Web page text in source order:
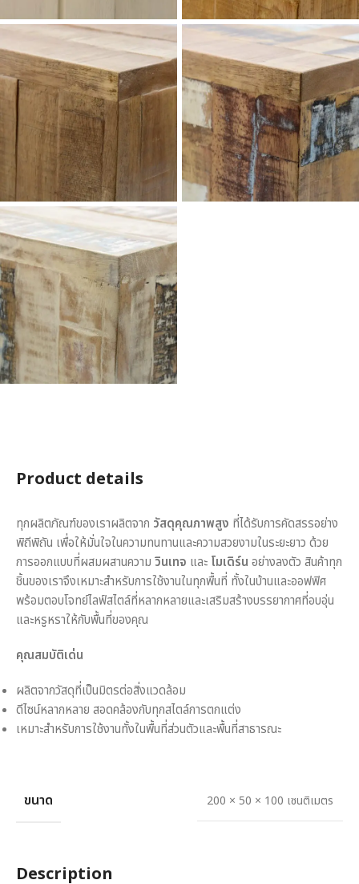
Product details
ทุกผลิตภัณฑ์ของเราผลิตจาก วัสดุคุณภาพสูง ที่ได้รับการคัดสรรอย่าง
พิถีพิถัน เพื่อให้มั่นใจในความทนทานและความสวยงามในระยะยาว ด้วย
การออกแบบที่ผสมผสานความ วินเทจ และ โมเดิร์น อย่างลงตัว สินค้าทุก
ชิ้นของเราจึงเหมาะสำหรับการใช้งานในทุกพื้นที่ ทั้งในบ้านและออฟฟิศ
พร้อมตอบโจทย์ไลฟ์สไตล์ที่หลากหลายและเสริมสร้างบรรยากาศที่อบอุ่น
และหรูหราให้กับพื้นที่ของคุณ
คุณสมบัติเด่น
ผลิตจากวัสดุที่เป็นมิตรต่อสิ่งแวดล้อม
ดีไซน์หลากหลาย สอดคล้องกับทุกสไตล์การตกแต่ง
เหมาะสำหรับการใช้งานทั้งในพื้นที่ส่วนตัวและพื้นที่สาธารณะ
ขนาด 200 × 50 × 100 เซนติเมตร
Description